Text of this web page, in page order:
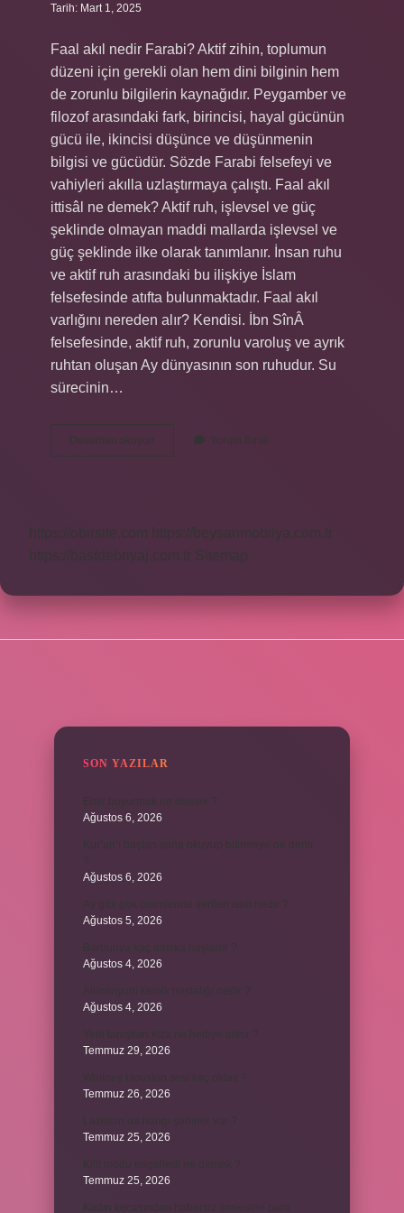
Tarih: Mart 1, 2025
Faal akıl nedir Farabi? Aktif zihin, toplumun
düzeni için gerekli olan hem dini bilginin hem
de zorunlu bilgilerin kaynağıdır. Peygamber ve
filozof arasındaki fark, birincisi, hayal gücünün
gücü ile, ikincisi düşünce ve düşünmenin
bilgisi ve gücüdür. Sözde Farabi felsefeyi ve
vahiyleri akılla uzlaştırmaya çalıştı. Faal akıl
ittisâl ne demek? Aktif ruh, işlevsel ve güç
şeklinde olmayan maddi mallarda işlevsel ve
güç şeklinde ilke olarak tanımlanır. İnsan ruhu
ve aktif ruh arasındaki bu ilişkiye İslam
felsefesinde atıfta bulunmaktadır. Faal akıl
varlığını nereden alır? Kendisi. İbn SînÂ
felsefesinde, aktif ruh, zorunlu varoluş ve ayrık
ruhtan oluşan Ay dünyasının son ruhudur. Su
sürecinin…
Devamını okuyun
Farabide
Faal
Yorum Bırak
https://obirsite.com https://beysanmobilya.com.tr
https://bastdebriyaj.com.tr Sitemap
SON YAZILAR
Emir buyurmak ne demek ?
Ağustos 6, 2026
Kur’an’ı baştan sona okuyup bitirmeye ne denir
Ağustos 6, 2026
Ay gibi gök cisimlerine verilen isim nedir ?
Ağustos 5, 2026
Barbunya kaç dakika haşlanır ?
Ağustos 4, 2026
Ağustos 4, 2026
Temmuz 29, 2026
Temmuz 26, 2026
Temmuz 25, 2026
Temmuz 25, 2026